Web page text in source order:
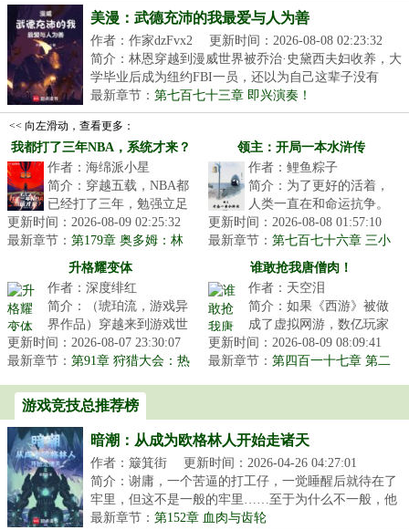
美漫：武德充沛的我最爱与人为善
作者：作家dzFvx2
更新时间：2026-08-08 02:23:32
简介：林恩穿越到漫威世界被乔治·史黛西夫妇收养，大
学毕业后成为纽约FBI一员，还以为自己这辈子没有
金...
最新章节： 第七百七十三章 即兴演奏！
<< 向左滑动，查看更多：
我都打了三年NBA，系统才来？
作者：海绵派小星
简介：穿越五载，NBA都
已经打了三年，勉强立足
联盟的林泽，正计划着刷
刷数据，再拿一份合同的
时候，系统...
更新时间：2026-08-09 02:25:32
最新章节： 第179章 奥多姆：林
泽，你就是个抱大腿的！林泽的
下马威！【求订阅】
领主：开局一本水浒传
作者：鲤鱼粽子
简介：为了更好的活着，
人类一直在和命运抗争。
幻世界和追随者的出现，
人类进入了领主时代。领
主也就是职...
更新时间：2026-08-08 01:57:10
最新章节： 第七百七十六章 三小
将上阵赌斗
升格耀变体
作者：深度绯红
简介：（琥珀流，游戏异
界作品）穿越来到游戏世
界，且是难度最高、生存
环境最恶劣的两极争霸版
更新时间：2026-08-07 23:30:07
最新章节： 第91章 狩猎大会：热
谁敢抢我唐僧肉！
作者：天空泪
简介：如果《西游》被做
成了虚拟网游，数亿玩家
降临三界！唐僧还能取到
真经吗？本游戏核心玩法
更新时间：2026-08-09 08:09:41
最新章节： 第四百一十七章 第二
游戏竞技总推荐榜
暗潮：从成为欧格林人开始走诸天
作者：簸箕街
更新时间：2026-04-26 04:27:01
简介：谢庸，一个苦逼的打工仔，一觉睡醒后就待在了
牢里，但这不是一般的牢里……至于为什么不一般，他
也...
最新章节： 第152章 血肉与齿轮